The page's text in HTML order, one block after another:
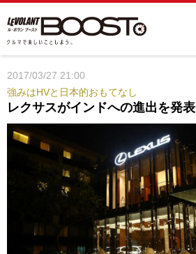
2017/03/27 21:00
強みはHVと日本的おもてなし
レクサスがインドへの進出を発表